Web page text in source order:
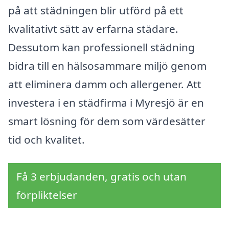
på att städningen blir utförd på ett
kvalitativt sätt av erfarna städare.
Dessutom kan professionell städning
bidra till en hälsosammare miljö genom
att eliminera damm och allergener. Att
investera i en städfirma i Myresjö är en
smart lösning för dem som värdesätter
tid och kvalitet.
Få 3 erbjudanden, gratis och utan
förpliktelser